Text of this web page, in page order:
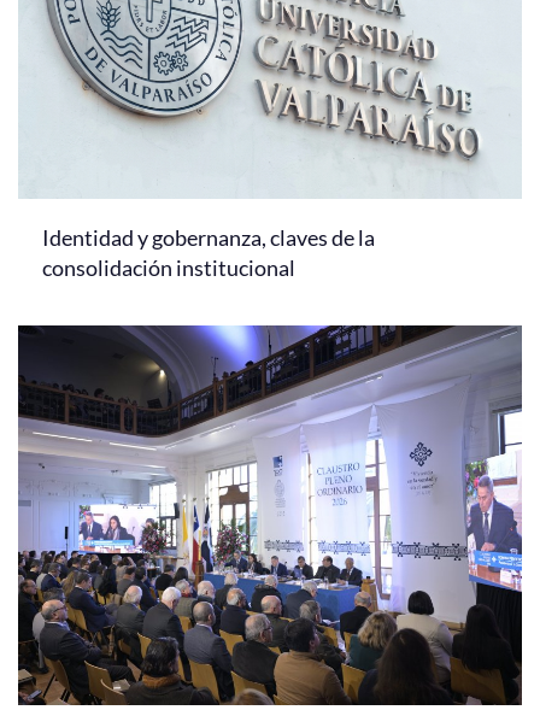
Identidad y gobernanza, claves de la
consolidación institucional